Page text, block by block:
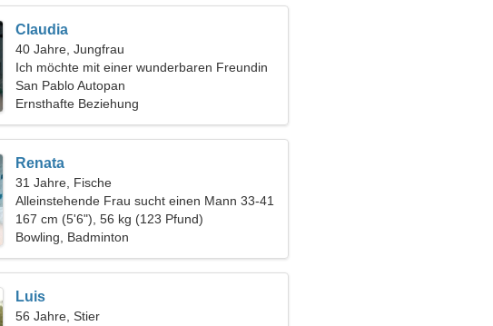
Claudia
40 Jahre, Jungfrau
Ich möchte mit einer wunderbaren Freundin
ausgehen
San Pablo Autopan
Ernsthafte Beziehung
Renata
31 Jahre, Fische
Alleinstehende Frau sucht einen Mann 33-41
167 cm (5'6"), 56 kg (123 Pfund)
Bowling, Badminton
Luis
56 Jahre, Stier